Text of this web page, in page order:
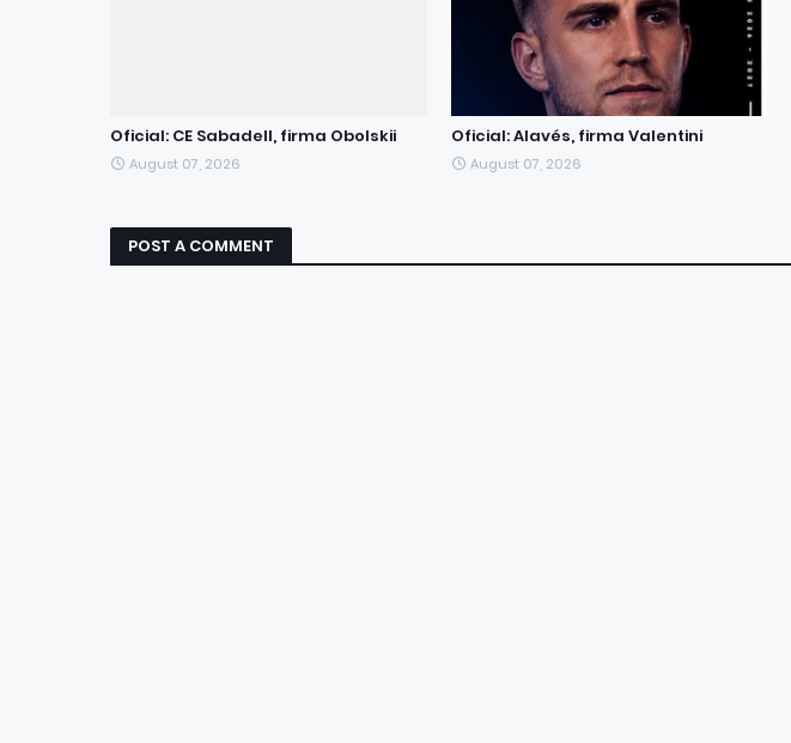
Oficial: CE Sabadell, firma Obolskii
August 07, 2026
Oficial: Alavés, firma Valentini
August 07, 2026
POST A COMMENT